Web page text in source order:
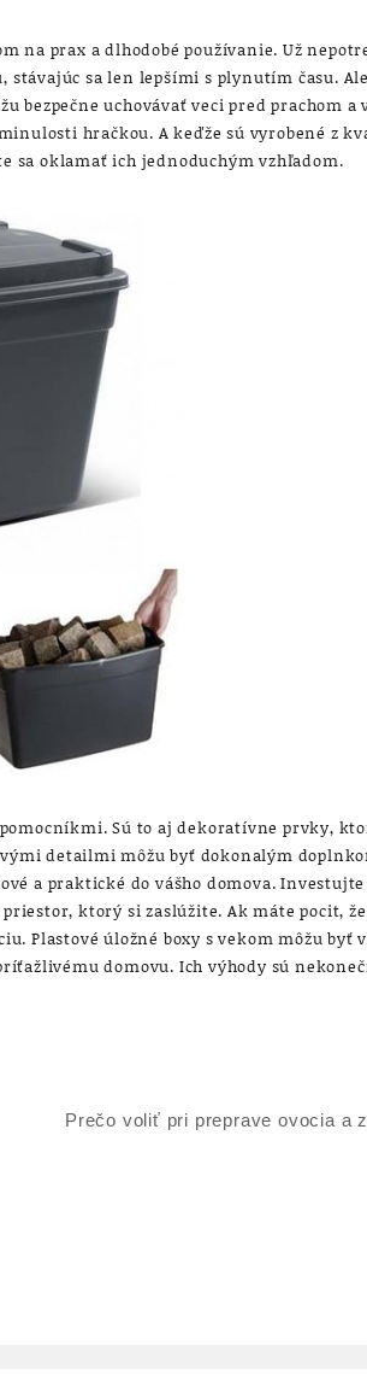
na prax a dlhodobé používanie. Už
sa len lepšími s plynutím času.
uchovávať veci pred prachom a
hračkou. A keďže sú vyrobené z
sa oklamať ich jednoduchým vzhľadom.
Sú to aj dekoratívne prvky,
detailmi môžu byť dokonalým
a praktické do vášho domova.
ktorý si zaslúžite. Ak máte pocit,
Plastové úložné boxy s vekom môžu byť
domovu. Ich výhody sú
Prečo voliť pri preprave ovocia a